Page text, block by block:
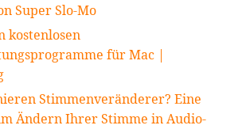
Super Slo-Mo
kostenlosen
für Mac |
Stimmenveränderer? Eine
Ändern Ihrer Stimme in Audio-